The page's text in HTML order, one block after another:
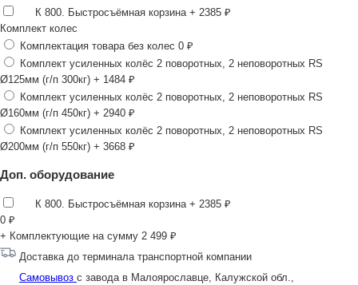
К 800. Быстросъёмная корзина + 2385 ₽
Комплект колес
Комплектация товара без колес 0 ₽
Комплект усиленных колёс 2 поворотных, 2 неповоротных RS
Ø125мм (г/п 300кг) + 1484 ₽
Комплект усиленных колёс 2 поворотных, 2 неповоротных RS
Ø160мм (г/п 450кг) + 2940 ₽
Комплект усиленных колёс 2 поворотных, 2 неповоротных RS
Ø200мм (г/п 550кг) + 3668 ₽
Доп. оборудование
К 800. Быстросъёмная корзина + 2385 ₽
0 ₽
+ Комплектующие на сумму 2 499 ₽
Доставка до терминала транспортной компании
Самовывоз с завода в Малоярославце, Калужской обл.,